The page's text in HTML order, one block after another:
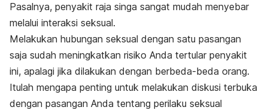
Pasalnya, penyakit raja singa sangat mudah menyebar
melalui interaksi seksual.
Melakukan hubungan seksual dengan satu pasangan
saja sudah meningkatkan risiko Anda tertular penyakit
ini, apalagi jika dilakukan dengan berbeda-beda orang.
Itulah mengapa penting untuk melakukan diskusi terbuka
dengan pasangan Anda tentang perilaku seksual